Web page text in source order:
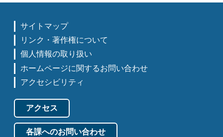
サイトマップ
リンク・著作権について
個人情報の取り扱い
ホームページに関するお問い合わせ
アクセシビリティ
アクセス
各課へのお問い合わせ